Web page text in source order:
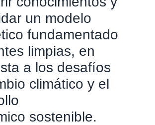
un modelo
fundamentado
limpias, en
a los desafíos
climático y el
sostenible.